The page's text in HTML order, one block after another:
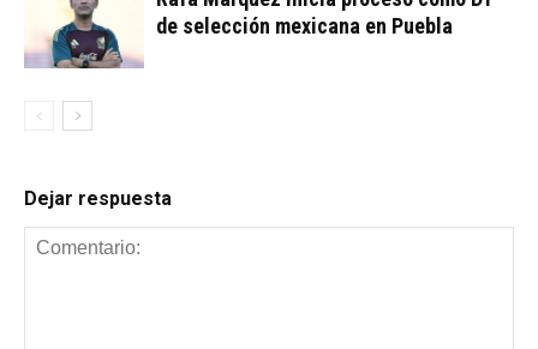
de selección mexicana en Puebla
Dejar respuesta